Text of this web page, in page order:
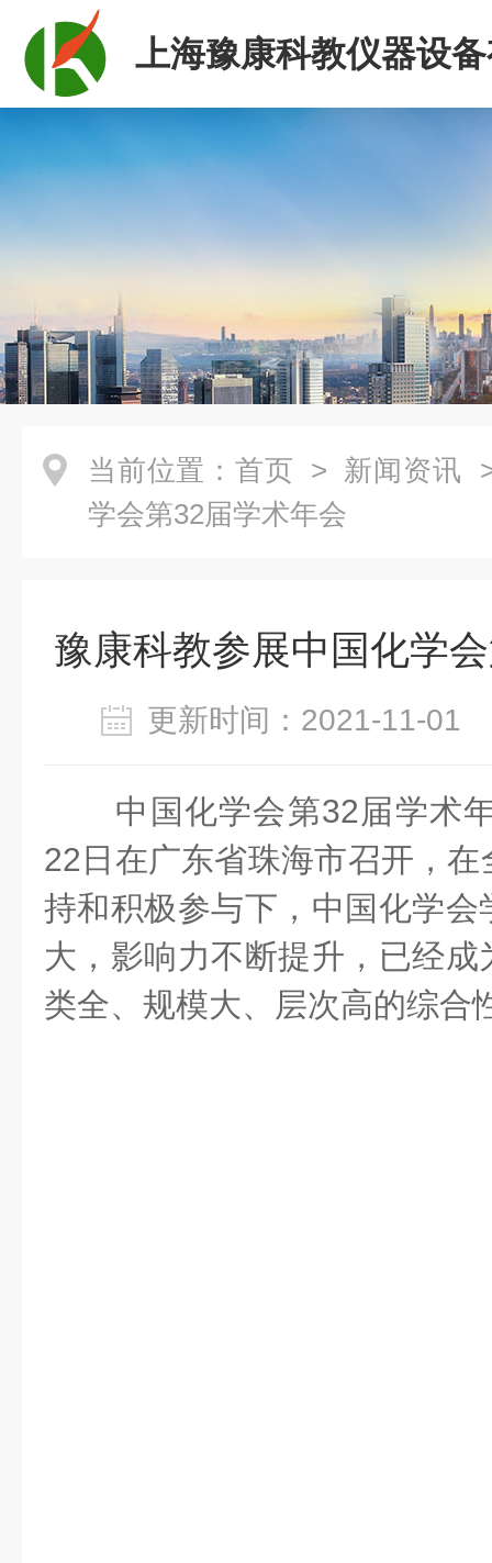
上海豫康科教仪器设
司
当前位置： 首页 > 新闻资讯
学会第32届学术年会
豫康科教参展中国化学
更新时间：2021-11-
中国化学会第32届学术
22日在广东省珠海市召开，
持和积极参与下，中国化学
大，影响力不断提升，已经
类全、规模大、层次高的综合